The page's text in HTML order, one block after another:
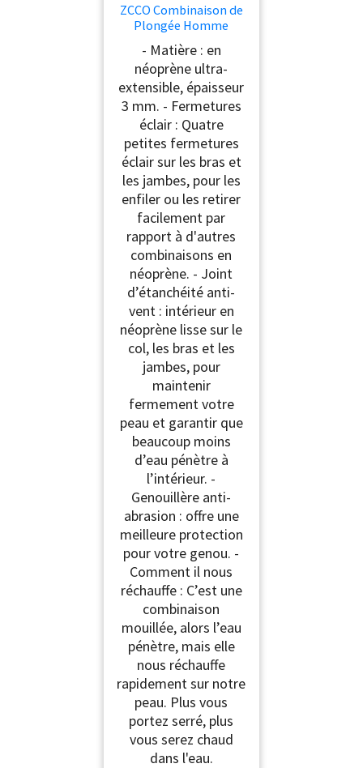
ZCCO Combinaison de
Plongée Homme
Intégrale 3 mm
Néoprène Snorkeling L
- Matière : en
néoprène ultra-
extensible, épaisseur
3 mm. - Fermetures
éclair : Quatre
petites fermetures
éclair sur les bras et
les jambes, pour les
enfiler ou les retirer
facilement par
rapport à d'autres
combinaisons en
néoprène. - Joint
d’étanchéité anti-
vent : intérieur en
néoprène lisse sur le
col, les bras et les
jambes, pour
maintenir
fermement votre
peau et garantir que
beaucoup moins
d’eau pénètre à
l’intérieur. -
Genouillère anti-
abrasion : offre une
meilleure protection
pour votre genou. -
Comment il nous
réchauffe : C’est une
combinaison
mouillée, alors l’eau
pénètre, mais elle
nous réchauffe
rapidement sur notre
peau. Plus vous
portez serré, plus
vous serez chaud
dans l'eau.